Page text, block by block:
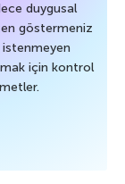
duygusal
göstermeniz
için kontrol